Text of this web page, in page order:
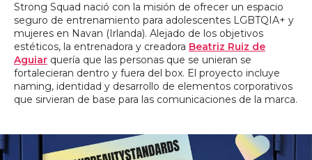
Strong Squad nació con la misión de ofrecer un espacio
seguro de entrenamiento para adolescentes LGBTQIA+ y
mujeres en Navan (Irlanda). Alejado de los objetivos
estéticos, la entrenadora y creadora Beatriz Ruiz de
Aguiar quería que las personas que se unieran se
fortalecieran dentro y fuera del box. El proyecto incluye
naming, identidad y desarrollo de elementos corporativos
que sirvieran de base para las comunicaciones de la marca.